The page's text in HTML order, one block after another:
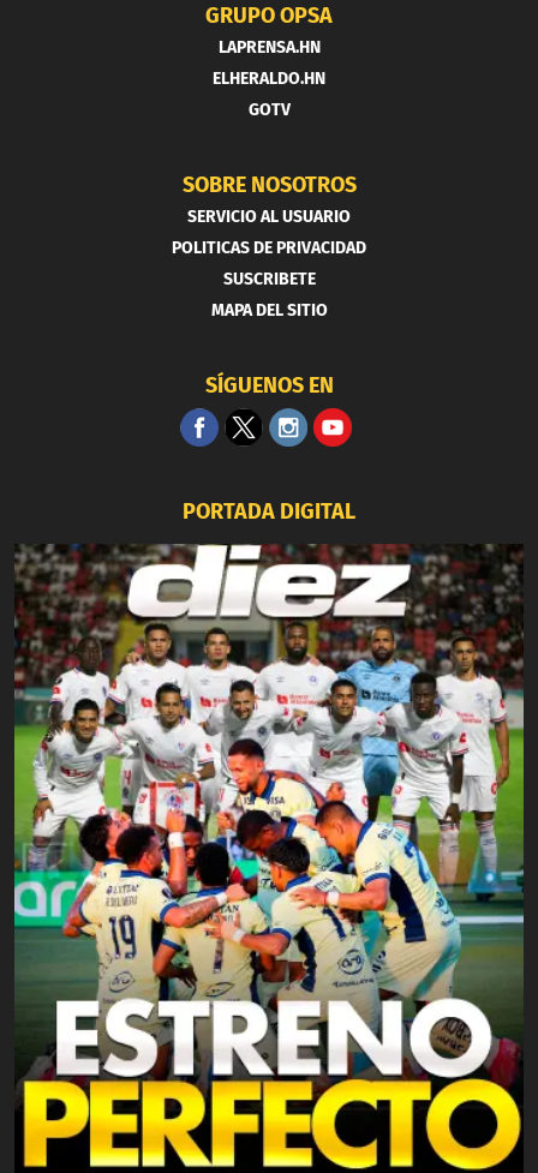
GRUPO OPSA
LAPRENSA.HN
ELHERALDO.HN
GOTV
SOBRE NOSOTROS
SERVICIO AL USUARIO
POLITICAS DE PRIVACIDAD
SUSCRIBETE
MAPA DEL SITIO
SÍGUENOS EN
PORTADA DIGITAL